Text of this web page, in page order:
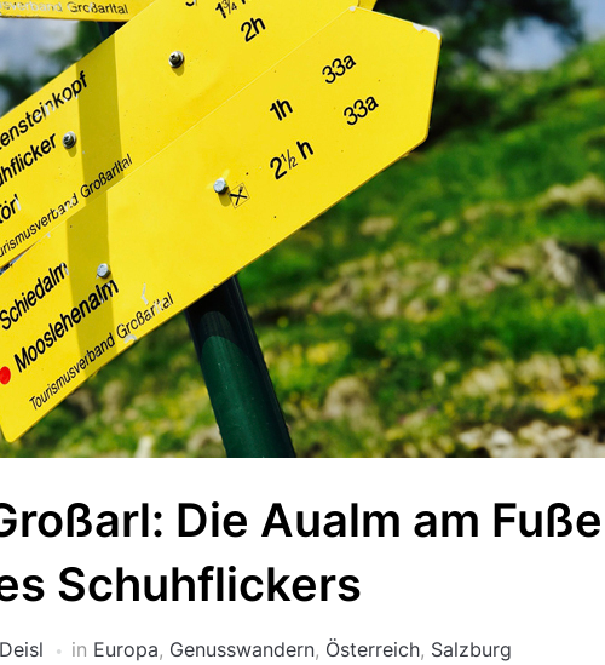
Die Aualm am Fuße
Schuhflickers
in Europa, Genusswandern, Österreich, Salzburg